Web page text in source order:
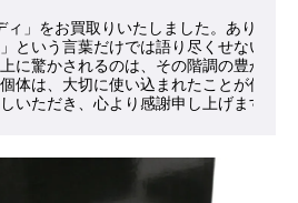
ィ」をお買取りいたしました。ありがと
」という言葉だけでは語り尽くせない
に驚かされるのは、その階調の豊かさ
体は、大切に使い込まれたことが伝わ
いただき、心より感謝申し上げます。